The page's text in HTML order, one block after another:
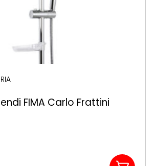
FIMA Carlo Frattini